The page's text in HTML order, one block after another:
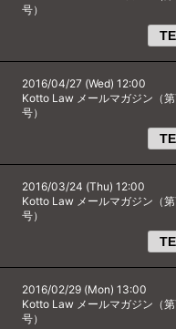
号）
2016/04/27 (Wed) 12:00
Kotto Law メールマガジン（
号）
2016/03/24 (Thu) 12:00
Kotto Law メールマガジン（
号）
2016/02/29 (Mon) 13:00
Kotto Law メールマガジン（
号）